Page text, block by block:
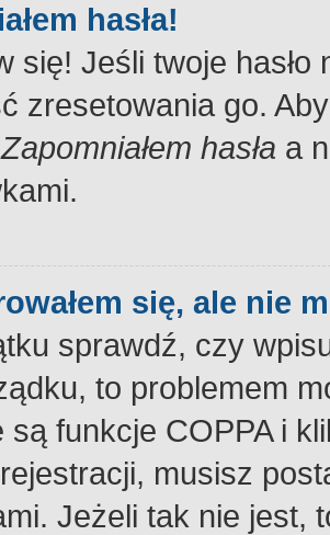
hasła!
się! Jeśli twoje
zresetowania go.
Zapomniałem hasła a
się, ale nie
sprawdź, czy
to problemem
są funkcje COPPA i
musisz
Jeżeli tak nie jest,